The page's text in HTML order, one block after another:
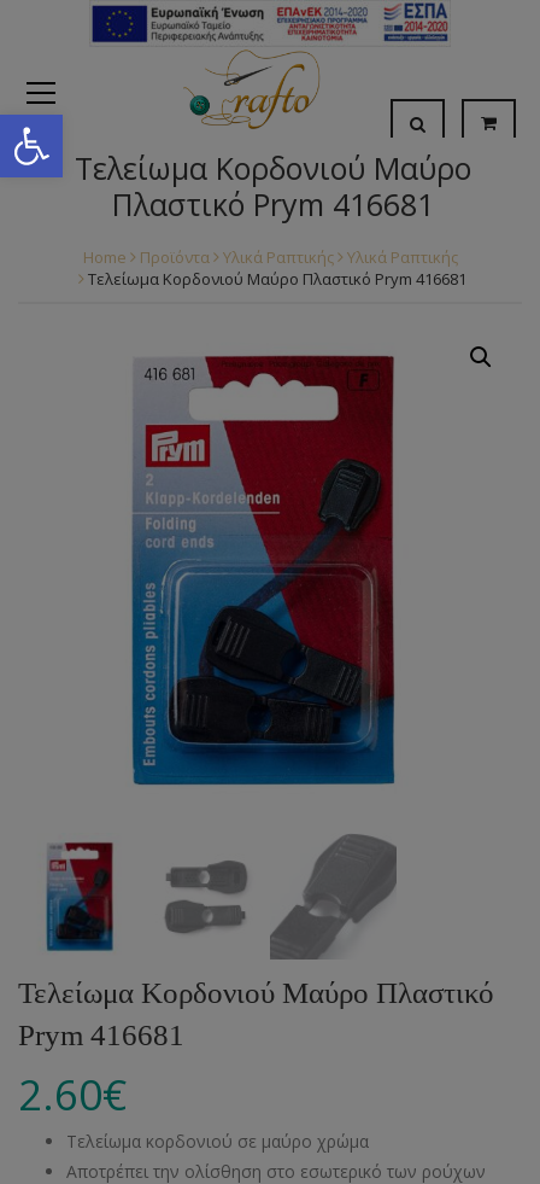
Open toolbar
Τελείωμα Κορδονιού Μαύρο
Πλαστικό Prym 416681
Home Προϊόντα Υλικά Ραπτικής
Υλικά Ραπτικής
Τελείωμα Κορδονιού Μαύρο Πλαστικό Prym 416681
Τελείωμα Κορδονιού Μαύρο Πλαστικό
Prym 416681
2.60€
Τελείωμα κορδονιού σε μαύρο χρώμα
Αποτρέπει την ολίσθηση στο εσωτερικό των ρούχων